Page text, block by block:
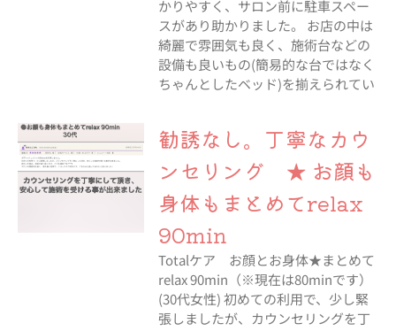
かりやすく、サロン前に駐車スペー
スがあり助かりました。 お店の中は
綺麗で雰囲気も良く、施術台などの
設備も良いもの(簡易的な台ではなく
ちゃんとしたベッド)を揃えられてい
勧誘なし。丁寧なカウ
ンセリング ★ お顔も
身体もまとめてrelax
90min
Totalケア お顔とお身体★まとめて
relax 90min（※現在は80minです）
(30代女性) 初めての利用で、少し緊
張しましたが、カウンセリングを丁